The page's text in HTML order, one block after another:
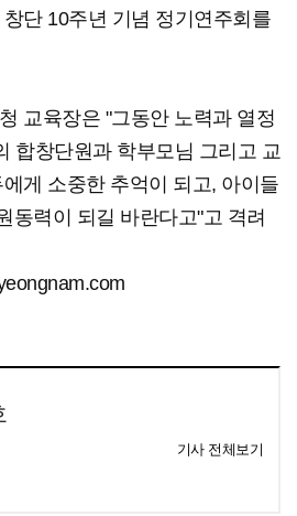
단 10주년 기념 정기연주회를
교육장은 "그동안 노력과 열정
합창단원과 학부모님 그리고 교
게 소중한 추억이 되고, 아이들
동력이 되길 바란다고"고 격려
기사 전체보기